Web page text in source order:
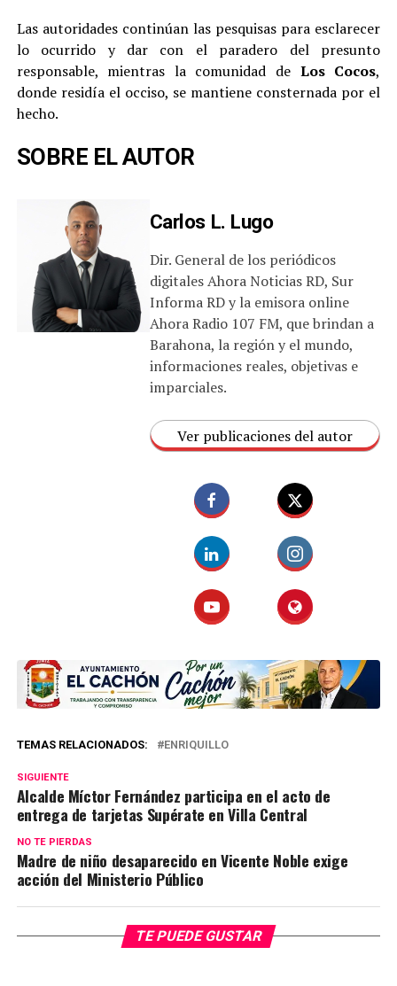
Las autoridades continúan las pesquisas para esclarecer
lo ocurrido y dar con el paradero del presunto
responsable, mientras la comunidad de Los Cocos,
donde residía el occiso, se mantiene consternada por el
hecho.
SOBRE EL AUTOR
Carlos L. Lugo
Dir. General de los periódicos
digitales Ahora Noticias RD, Sur
Informa RD y la emisora online
Ahora Radio 107 FM, que brindan a
Barahona, la región y el mundo,
informaciones reales, objetivas e
imparciales.
Ver publicaciones del autor
TEMAS RELACIONADOS: ENRIQUILLO
SIGUIENTE
Alcalde Míctor Fernández participa en el acto de
entrega de tarjetas Supérate en Villa Central
NO TE PIERDAS
Madre de niño desaparecido en Vicente Noble exige
acción del Ministerio Público
TE PUEDE GUSTAR